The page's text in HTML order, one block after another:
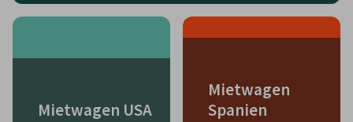
Mietwagen USA
Mietwagen
Spanien